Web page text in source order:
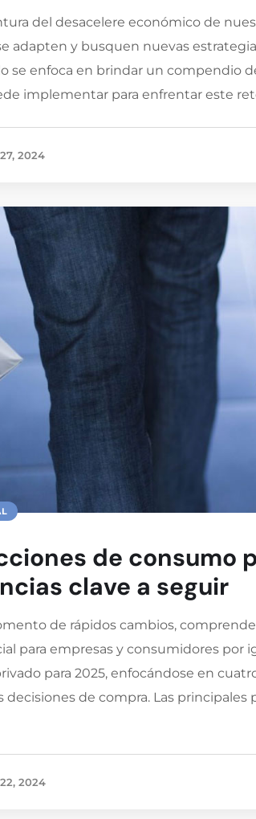
del desacelere económico de
adapten y busquen nuevas
se enfoca en brindar un compendio
implementar para enfrentar este
2024
de consumo
clave a seguir
de rápidos cambios,
para empresas y consumidores por
para 2025, enfocándose en
decisiones de compra. Las
2024